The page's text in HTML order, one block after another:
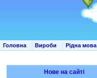
Головна Вироби Рідна мова
Нове на сайті